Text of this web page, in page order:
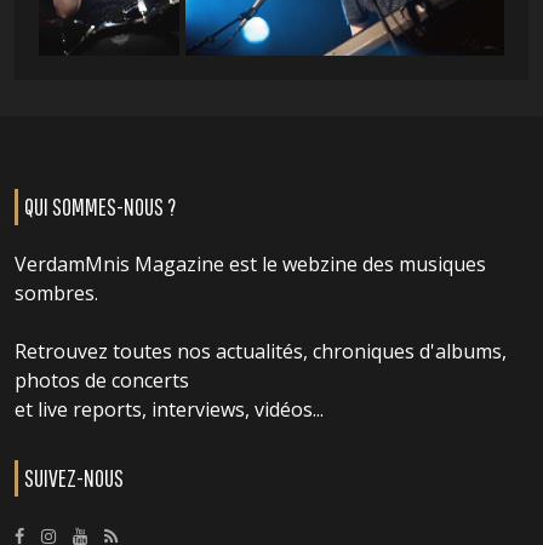
QUI SOMMES-NOUS ?
VerdamMnis Magazine est le webzine des musiques
sombres.
Retrouvez toutes nos actualités, chroniques d'albums,
photos de concerts
et live reports, interviews, vidéos...
SUIVEZ-NOUS